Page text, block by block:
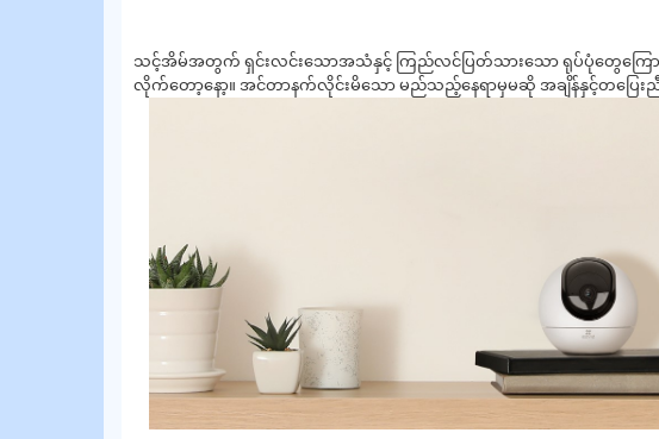
သင့်အိမ်အတွက် ရှင်းလင်းသောအသံနှင့် ကြည်လင်ပြတ်သားသော ရုပ်ပုံတွေကြော
လိုက်တော့နော့။ အင်တာနက်လိုင်းမိသော မည်သည့်နေရာမှမဆို အချိန်နှင့်တပြေး